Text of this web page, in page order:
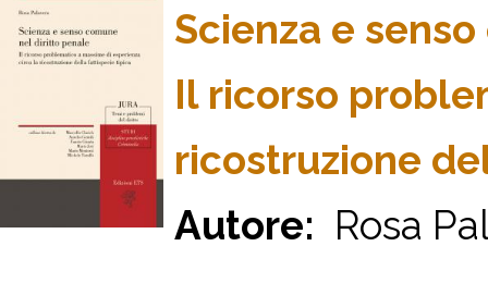
Scienza e
Il ricorso
ricostruzione
Autore: Rosa